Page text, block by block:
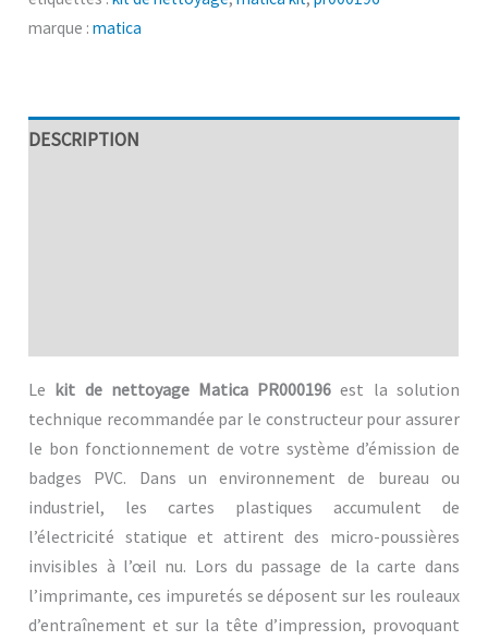
marque :matica
DESCRIPTION
Le kit de nettoyage Matica PR000196 est la solution
technique recommandée par le constructeur pour assurer
le bon fonctionnement de votre système d’émission de
badges PVC. Dans un environnement de bureau ou
industriel, les cartes plastiques accumulent de
l’électricité statique et attirent des micro-poussières
invisibles à l’œil nu. Lors du passage de la carte dans
l’imprimante, ces impuretés se déposent sur les rouleaux
d’entraînement et sur la tête d’impression, provoquant